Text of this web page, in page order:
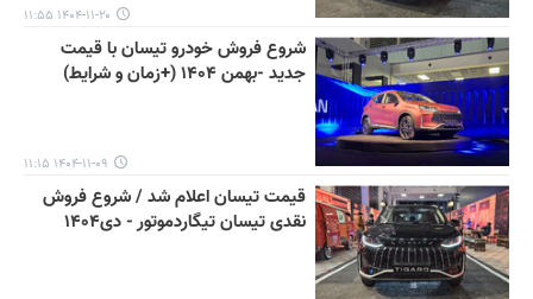
۱۴۰۴-۱۱-۲۰ ۱۱:۵۵
شروع فروش خودرو تیسان با قیمت
جدید -بهمن ۱۴۰۴ (+زمان و شرایط)
۱۴۰۴-۱۱-۰۹ ۱۱:۱۵
قیمت تیسان اعلام شد / شروع فروش
نقدی تیسان تیگاردموتور - دی۱۴۰۴